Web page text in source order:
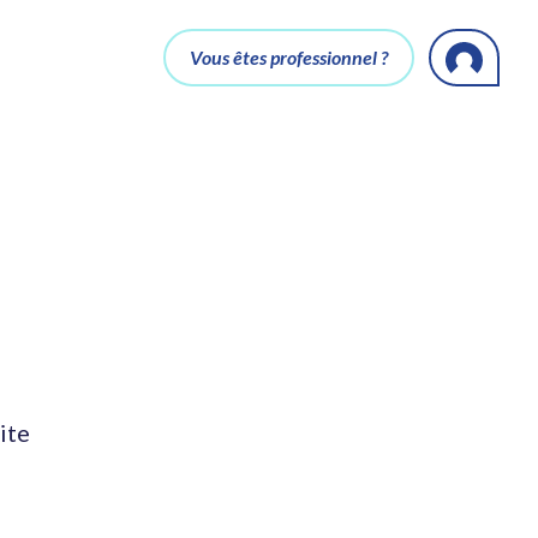
Vous êtes professionnel ?